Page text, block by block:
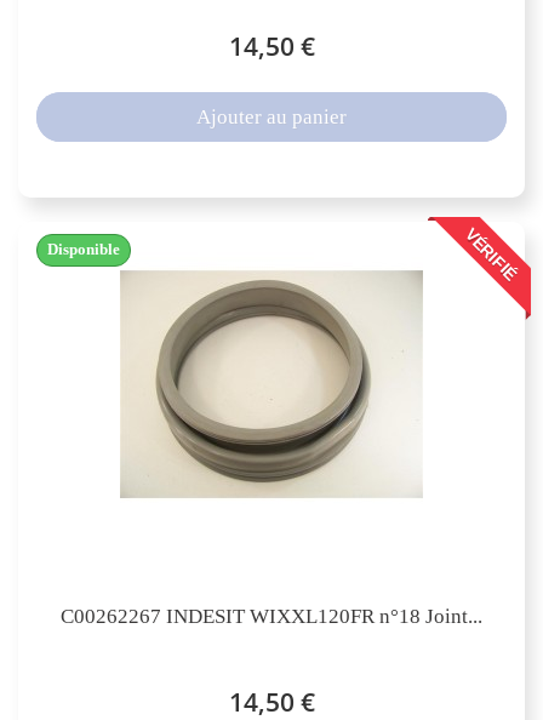
14,50 €
Ajouter au panier
VÉRIFIÉ
C00262267 INDESIT WIXXL120FR n°18 Joint...
14,50 €
Disponible